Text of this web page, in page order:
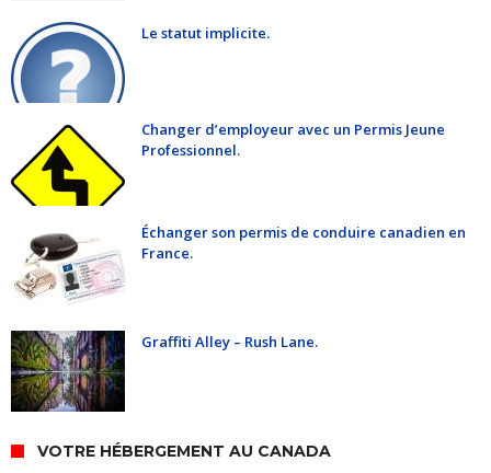
Le statut implicite.
Changer d’employeur avec un Permis Jeune
Professionnel.
Échanger son permis de conduire canadien en
France.
Graffiti Alley – Rush Lane.
VOTRE HÉBERGEMENT AU CANADA